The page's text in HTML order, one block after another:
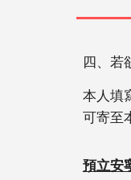
四、若
本人填
可寄至
預立安